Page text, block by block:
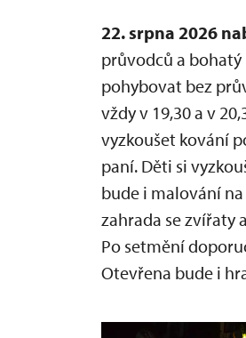
22. srpna 2026
průvodců a
pohybovat bez
vždy v 19,30 a v
vyzkoušet kování
paní. Děti si
bude i malování
zahrada se zvířaty
Po setmění
Otevřena bude i